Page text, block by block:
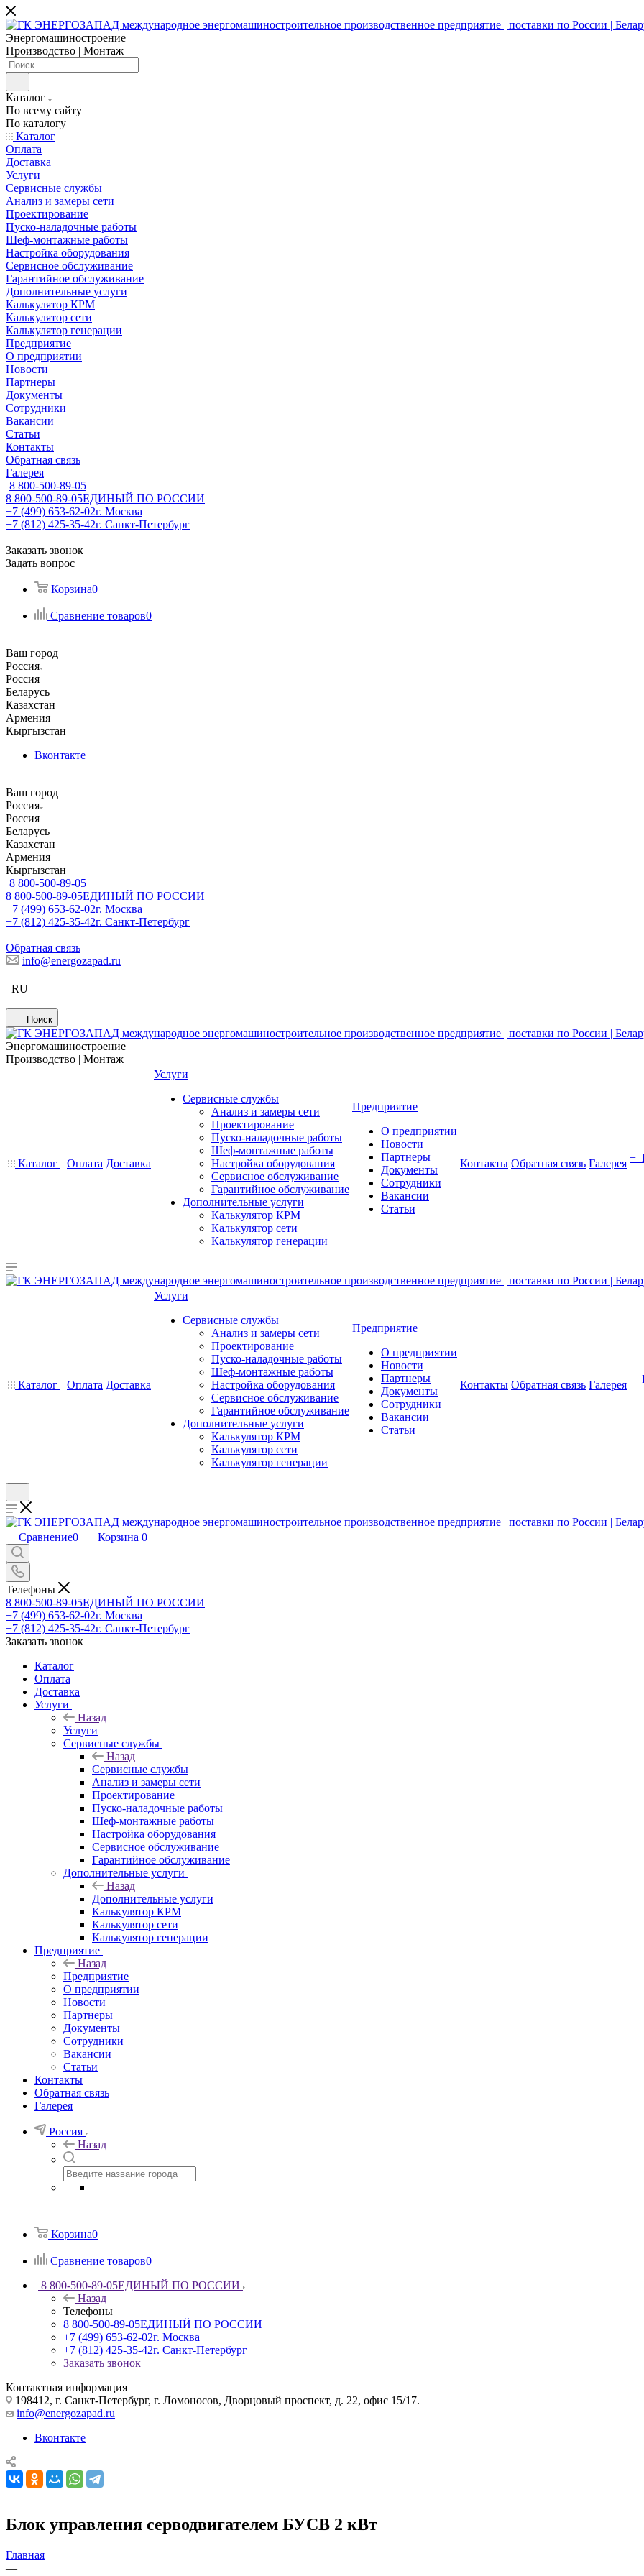
Энергомашиностроение
Производство | Монтаж
Каталог
По всему сайту
По каталогу
Каталог
Оплата
Доставка
Услуги
Сервисные службы
Анализ и замеры сети
Проектирование
Пуско-наладочные работы
Шеф-монтажные работы
Настройка оборудования
Сервисное обслуживание
Гарантийное обслуживание
Дополнительные услуги
Калькулятор КРМ
Калькулятор сети
Калькулятор генерации
Предприятие
О предприятии
Новости
Партнеры
Документы
Сотрудники
Вакансии
Статьи
Контакты
Обратная связь
Галерея
8 800-500-89-05
8 800-500-89-05ЕДИНЫЙ ПО РОССИИ
+7 (499) 653-62-02г. Москва
+7 (812) 425-35-42г. Санкт-Петербург
Заказать звонок
Задать вопрос
Корзина0
Сравнение товаров0
Ваш город
Россия
Россия
Беларусь
Казахстан
Армения
Кыргызстан
Вконтакте
Ваш город
Россия
Россия
Беларусь
Казахстан
Армения
Кыргызстан
8 800-500-89-05
8 800-500-89-05ЕДИНЫЙ ПО РОССИИ
+7 (499) 653-62-02г. Москва
+7 (812) 425-35-42г. Санкт-Петербург
Обратная связь
info@energozapad.ru
RU
Поиск
Энергомашиностроение
Производство | Монтаж
Каталог Оплата Доставка
Услуги
Сервисные службы
Анализ и замеры сети
Проектирование
Пуско-наладочные работы
Шеф-монтажные работы
Настройка оборудования
Сервисное обслуживание
Гарантийное обслуживание
Дополнительные услуги
Калькулятор КРМ
Калькулятор сети
Калькулятор генерации
Предприятие
О предприятии
Новости
Партнеры
Документы
Сотрудники
Вакансии
Статьи
Контакты Обратная связь Галерея +
Каталог Оплата Доставка
Услуги
Сервисные службы
Анализ и замеры сети
Проектирование
Пуско-наладочные работы
Шеф-монтажные работы
Настройка оборудования
Сервисное обслуживание
Гарантийное обслуживание
Дополнительные услуги
Калькулятор КРМ
Калькулятор сети
Калькулятор генерации
Предприятие
О предприятии
Новости
Партнеры
Документы
Сотрудники
Вакансии
Статьи
Контакты Обратная связь Галерея +
Сравнение0 Корзина 0
Телефоны
8 800-500-89-05ЕДИНЫЙ ПО РОССИИ
+7 (499) 653-62-02г. Москва
+7 (812) 425-35-42г. Санкт-Петербург
Заказать звонок
Каталог
Оплата
Доставка
Услуги
Назад
Услуги
Сервисные службы
Назад
Сервисные службы
Анализ и замеры сети
Проектирование
Пуско-наладочные работы
Шеф-монтажные работы
Настройка оборудования
Сервисное обслуживание
Гарантийное обслуживание
Дополнительные услуги
Назад
Дополнительные услуги
Калькулятор КРМ
Калькулятор сети
Калькулятор генерации
Предприятие
Назад
Предприятие
О предприятии
Новости
Партнеры
Документы
Сотрудники
Вакансии
Статьи
Контакты
Обратная связь
Галерея
Россия
Назад
Корзина0
Сравнение товаров0
8 800-500-89-05ЕДИНЫЙ ПО РОССИИ
Назад
Телефоны
8 800-500-89-05ЕДИНЫЙ ПО РОССИИ
+7 (499) 653-62-02г. Москва
+7 (812) 425-35-42г. Санкт-Петербург
Заказать звонок
Контактная информация
198412, г. Санкт-Петербург, г. Ломоносов, Дворцовый проспект, д. 22, офис 15/17.
info@energozapad.ru
Вконтакте
Блок управления серводвигателем БУСВ 2 кВт
Главная
—